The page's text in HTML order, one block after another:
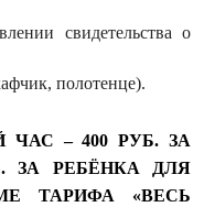
свидетельства о
полотенце).
– 400 РУБ. ЗА
ЗА РЕБЁНКА ДЛЯ
ТАРИФА «ВЕСЬ